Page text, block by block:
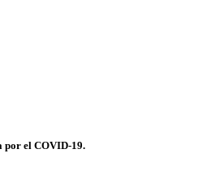
por el COVID-19.